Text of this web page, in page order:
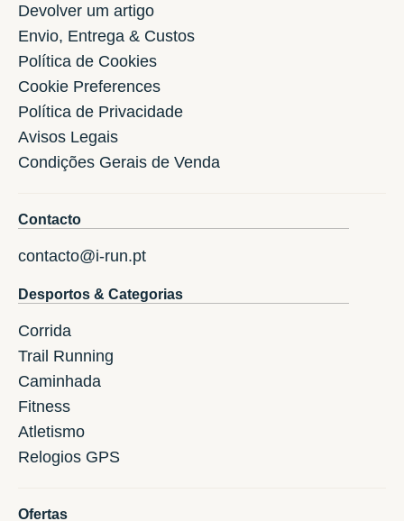
Devolver um artigo
Envio, Entrega & Custos
Política de Cookies
Cookie Preferences
Política de Privacidade
Avisos Legais
Condições Gerais de Venda
Contacto
contacto@i-run.pt
Desportos & Categorias
Corrida
Trail Running
Caminhada
Fitness
Atletismo
Relogios GPS
Ofertas